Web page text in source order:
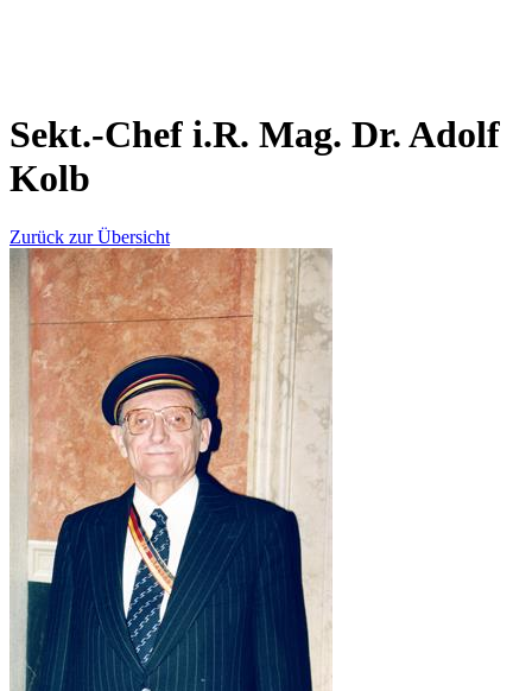
Sekt.-Chef i.R. Mag. Dr. Adolf
Kolb
Zurück zur Übersicht